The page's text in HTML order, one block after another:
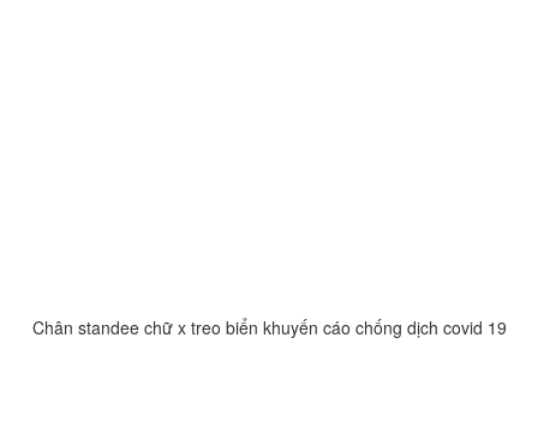
Chân standee chữ x treo biển khuyến cáo chống dịch covid 19